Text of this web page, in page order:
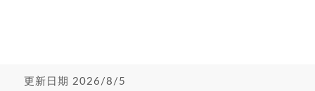
更新日期 2026/8/5